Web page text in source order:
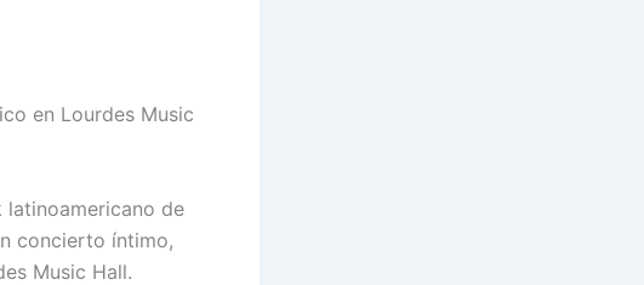
en Lourdes Music
latinoamericano de
concierto íntimo,
Music Hall.